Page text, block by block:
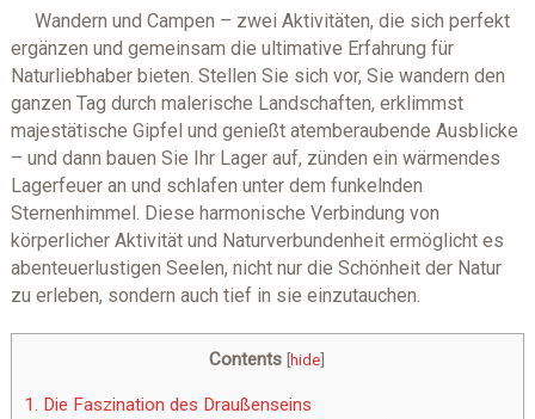
Wandern und Campen – zwei Aktivitäten, die sich perfekt
ergänzen und gemeinsam die ultimative Erfahrung für
Naturliebhaber bieten. Stellen Sie sich vor, Sie wandern den
ganzen Tag durch malerische Landschaften, erklimmst
majestätische Gipfel und genießt atemberaubende Ausblicke
– und dann bauen Sie Ihr Lager auf, zünden ein wärmendes
Lagerfeuer an und schlafen unter dem funkelnden
Sternenhimmel. Diese harmonische Verbindung von
körperlicher Aktivität und Naturverbundenheit ermöglicht es
abenteuerlustigen Seelen, nicht nur die Schönheit der Natur
zu erleben, sondern auch tief in sie einzutauchen.
Contents [hide]
1. Die Faszination des Draußenseins